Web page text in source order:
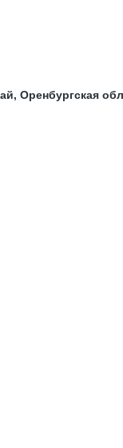
Оренбургская